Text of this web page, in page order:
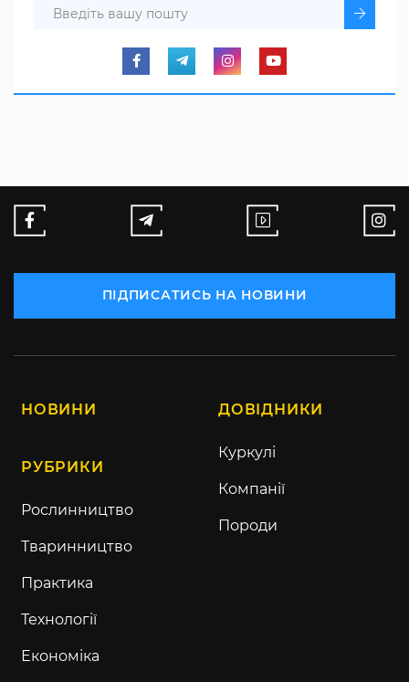
ПІДПИСАТИСЬ НА НОВИНИ
НОВИНИ
РУБРИКИ
Рослинництво
Тваринництво
Практика
Технології
Економіка
ДОВІДНИКИ
Куркулі
Компанії
Породи